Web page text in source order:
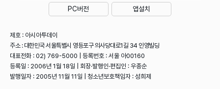
PC버전 앱설치
제호 : 아시아투데이
주소 : 대한민국 서울특별시 영등포구 의사당대로1길 34 인영빌딩
대표전화 : 02) 769-5000 | 등록번호 : 서울 아00160
등록일 : 2006년 1월 18일 | 회장·발행인·편집인 : 우종순
발행일자 : 2005년 11월 11일 | 청소년보호책임자 : 성희제